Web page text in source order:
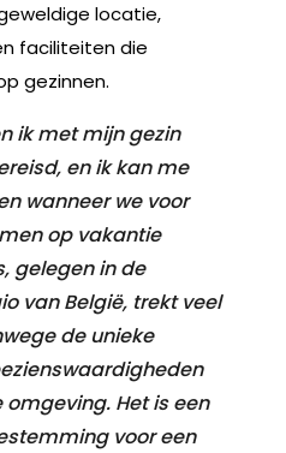
locatie,
faciliteiten die
gezinnen.
ik met mijn gezin
en ik kan me
wanneer we voor
op vakantie
gelegen in de
van België, trekt veel
de unieke
Het is een
voor een